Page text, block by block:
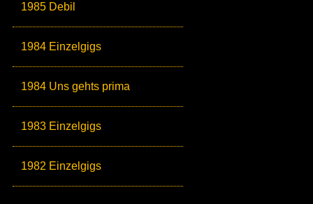
1985 Debil
1984 Einzelgigs
1984 Uns gehts prima
1983 Einzelgigs
1982 Einzelgigs